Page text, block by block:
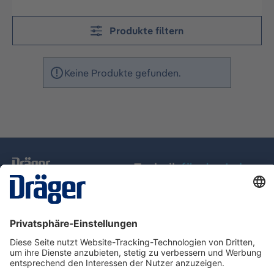
Produkte filtern
Keine Produkte gefunden.
Technikfür das Leben
Service-Hotline
Über Dräger
Informationen